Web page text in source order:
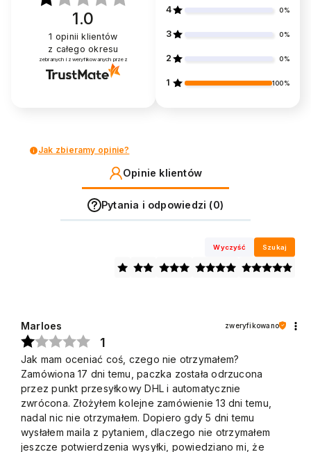
1.0
1 opinii klientów
z całego okresu
zebranych i zweryfikowanych przez
4 0%
3 0%
2 0%
1 100%
Jak zbieramy opinie?
Opinie klientów
Pytania i odpowiedzi (0)
Wyczyść Szukaj
Marloes zweryfikowano
1
Jak mam oceniać coś, czego nie otrzymałem?
Zamówiona 17 dni temu, paczka została odrzucona
przez punkt przesyłkowy DHL i automatycznie
zwrócona. Złożyłem kolejne zamówienie 13 dni temu,
nadal nic nie otrzymałem. Dopiero gdy 5 dni temu
wysłałem maila z pytaniem, dlaczego nie otrzymałem
jeszcze potwierdzenia wysyłki, powiedziano mi, że